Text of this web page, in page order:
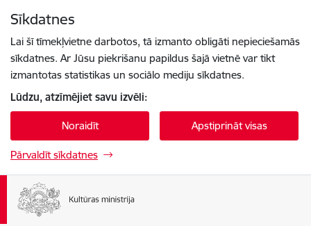
Sīkdatnes
Lai šī tīmekļvietne darbotos, tā izmanto obligāti nepieciešamās
sīkdatnes. Ar Jūsu piekrišanu papildus šajā vietnē var tikt
izmantotas statistikas un sociālo mediju sīkdatnes.
Lūdzu, atzīmējiet savu izvēli:
Noraidīt Apstiprināt visas
Pārvaldīt sīkdatnes